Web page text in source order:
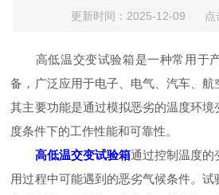
更新时间：2025-12-09 点
高低温交变试验箱是一种常用于
备，广泛应用于电子、电气、汽车、航
其主要功能是通过模拟恶劣的温度环
度条件下的工作性能和可靠性。
高低温交变试验箱通过控制温度的
用过程中可能遇到的恶劣气候条件。